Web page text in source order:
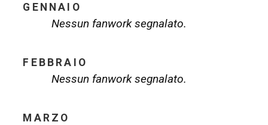
GENNAIO
Nessun fanwork segnalato.
FEBBRAIO
Nessun fanwork segnalato.
MARZO